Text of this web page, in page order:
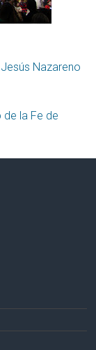
Nazareno
de la Fe de